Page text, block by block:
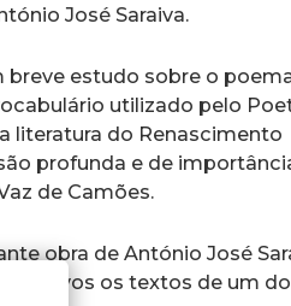
José Saraiva.
estudo sobre o
utilizado pelo
literatura do Renascimento
profunda e de
de Camões.
obra de António José
vivos os textos de um